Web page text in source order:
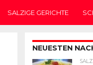
SALZIGE GERICHTE
NEUESTEN